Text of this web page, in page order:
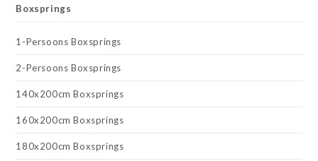
Boxsprings
1-Persoons Boxsprings
2-Persoons Boxsprings
140x200cm Boxsprings
160x200cm Boxsprings
180x200cm Boxsprings